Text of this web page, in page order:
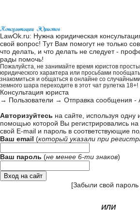
LawOk.ru: Нужна юридическая
свой вопрос! Тут Вам помогут не только
что делать, и что делать не следует -
рады помочь!
Пожалуйста, не занимайте время юристов
юридического характера или просьбами
знакомиться и общаться в онлайне со
земного шара переходите в этот чат рулетка 18+!
Консультация юриста
→ Пользователи → Отправка сообщения -
Авторизуйтесь на сайте, используя одну
помощью которой Вы регистрировались
свой E-mail и пароль в соответствующие
Ваш email (который указали при
Ваш пароль (не менее 6-ти знаков)
[Забыли свой пароль
ИЛИ